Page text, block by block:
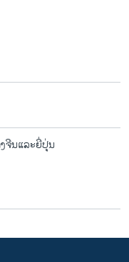
ຈີນແລະຍີ່ປຸ່ນ